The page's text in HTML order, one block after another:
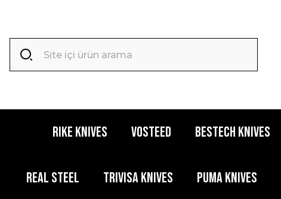
RIKE KNIVES VOSTEED BESTECH KNIVES
REAL STEEL TRIVISA KNIVES PUMA KNIVES